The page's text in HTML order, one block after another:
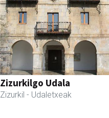
Zizurkilgo Udala
Zizurkil - Udaletxeak